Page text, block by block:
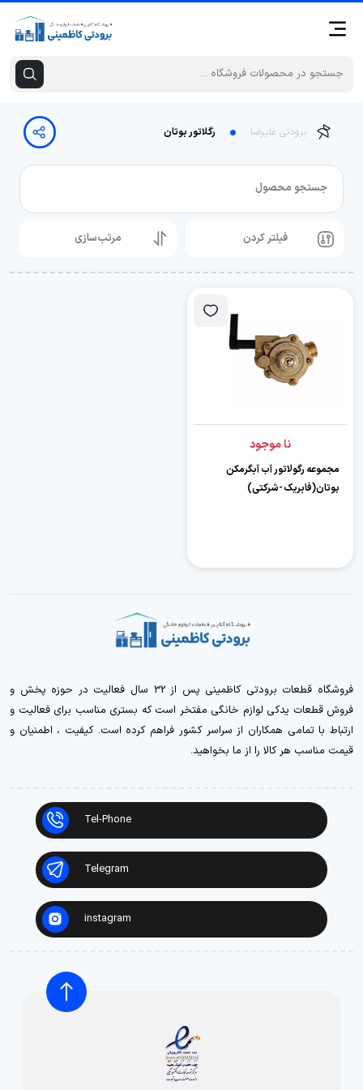
برودتی علیرضا رگلاتور بوتان
جستجو محصول
فیلتر کردن مرتب‌سازی
نا موجود
مجموعه رگولاتور آب آبگرمکن
بوتان(فابریک -شرکتی)
فروشگاه قطعات برودتی کاظمینی پس از 32 سال فعالیت در حوزه پخش و
فروش قطعات یدکی لوازم خانگی مفتخر است که بستری مناسب برای فعالیت و
ارتباط با تمامی همکاران از سراسر کشور فراهم کرده است. کیفیت ، اطمنیان و
قیمت مناسب هر کالا را از ما بخواهید.
Tel-Phone
Telegram
instagram